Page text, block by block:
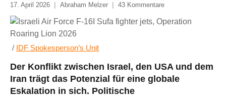
17. April 2026 Abraham Melzer 43 Kommentare
/ IDF Spokesperson’s Unit
Der Konflikt zwischen Israel, den USA und dem
Iran trägt das Potenzial für eine globale
Eskalation in sich. Politische